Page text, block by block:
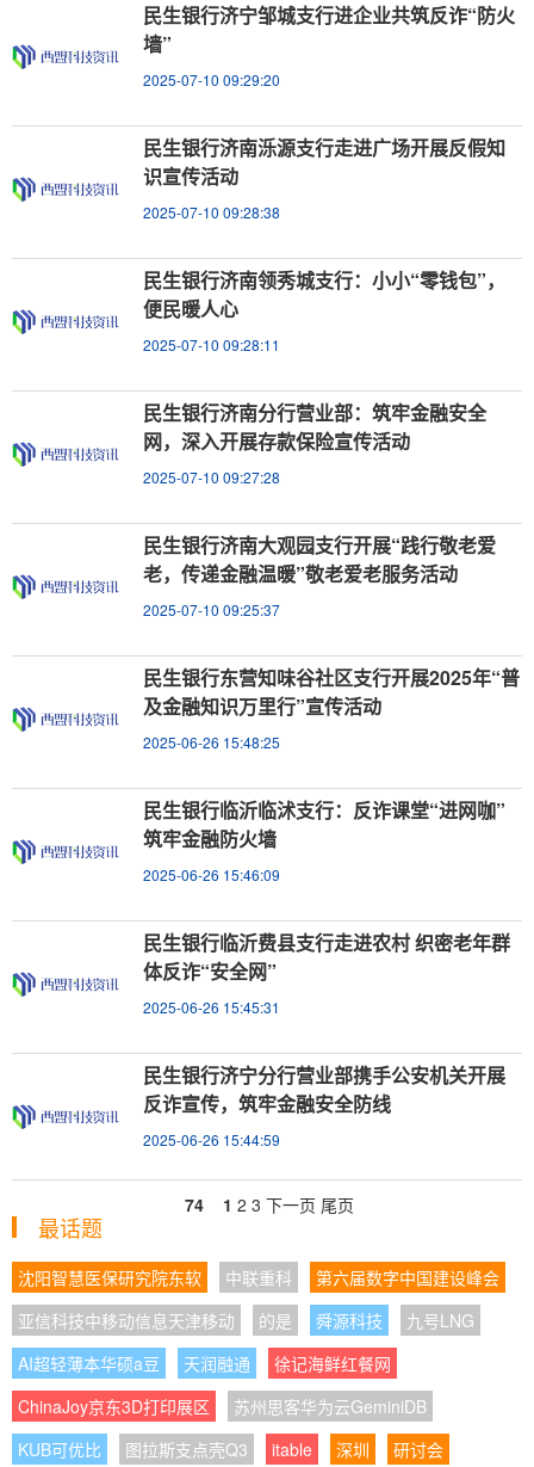
民生银行济宁邹城支行进企业共筑反诈“防火
墙”
2025-07-10 09:29:20
民生银行济南泺源支行走进广场开展反假知
识宣传活动
2025-07-10 09:28:38
民生银行济南领秀城支行：小小“零钱包”，
便民暖人心
2025-07-10 09:28:11
民生银行济南分行营业部：筑牢金融安全
网，深入开展存款保险宣传活动
2025-07-10 09:27:28
民生银行济南大观园支行开展“践行敬老爱
老，传递金融温暖”敬老爱老服务活动
2025-07-10 09:25:37
民生银行东营知味谷社区支行开展2025年“普
及金融知识万里行”宣传活动
2025-06-26 15:48:25
民生银行临沂临沭支行：反诈课堂“进网咖”
筑牢金融防火墙
2025-06-26 15:46:09
民生银行临沂费县支行走进农村 织密老年群
体反诈“安全网”
2025-06-26 15:45:31
民生银行济宁分行营业部携手公安机关开展
反诈宣传，筑牢金融安全防线
2025-06-26 15:44:59
74 1 2 3 下一页 尾页
最话题
沈阳智慧医保研究院东软 中联重科
第六届数字中国建设峰会
亚信科技中移动信息天津移动
的是 舜源科技
九号LNG
AI超轻薄本华硕a豆
天润融通
徐记海鲜红餐网
ChinaJoy京东3D打印展区
苏州思客华为云GeminiDB
KUB可优比
图拉斯支点壳Q3 itable 深圳 研讨会